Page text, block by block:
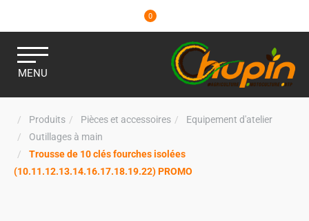
0
MENU
Produits Pièces et accessoires
Equipement d'atelier
Outillages à main
Trousse de 10 clés fourches isolées
(10.11.12.13.14.16.17.18.19.22) PROMO